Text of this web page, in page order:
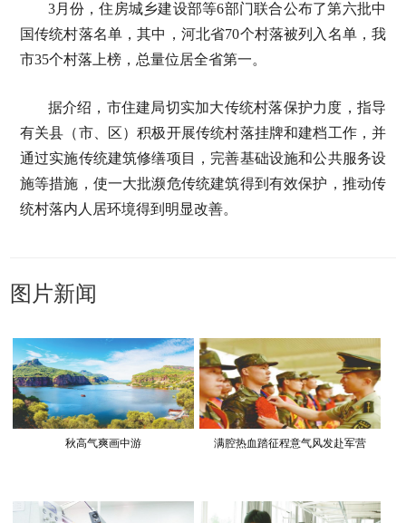
3月份，住房城乡建设部等6部门联合公布了第六批中
国传统村落名单，其中，河北省70个村落被列入名单，我
市35个村落上榜，总量位居全省第一。
据介绍，市住建局切实加大传统村落保护力度，指导
有关县（市、区）积极开展传统村落挂牌和建档工作，并
通过实施传统建筑修缮项目，完善基础设施和公共服务设
施等措施，使一大批濒危传统建筑得到有效保护，推动传
统村落内人居环境得到明显改善。
图片新闻
秋高气爽画中游 满腔热血踏征程意气风发赴军营